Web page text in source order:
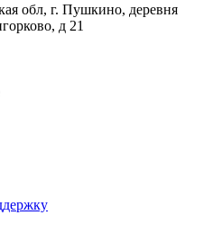
обл, г. Пушкино, деревня
д 21